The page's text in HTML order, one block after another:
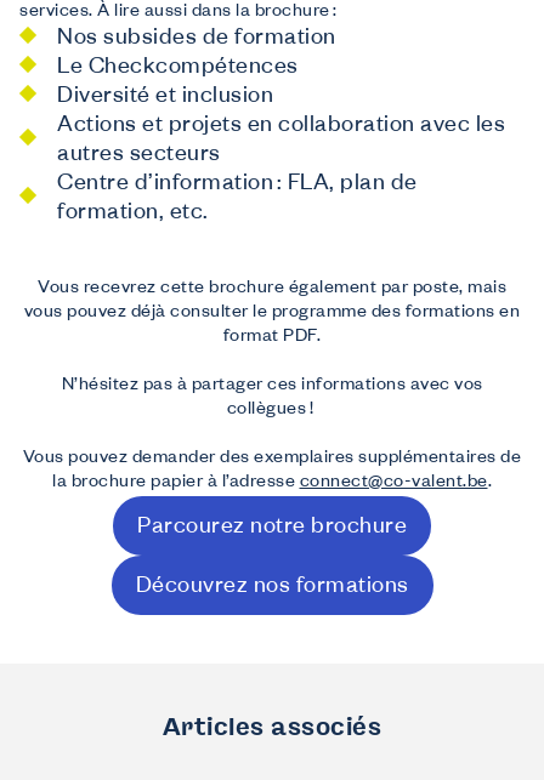
services. À lire aussi dans la brochure :
Nos subsides de formation
Le Checkcompétences
Diversité et inclusion
Actions et projets en collaboration avec les
autres secteurs
Centre d’information : FLA, plan de
formation, etc.
Vous recevrez cette brochure également par poste, mais
vous pouvez déjà consulter le programme des formations en
format PDF.
N’hésitez pas à partager ces informations avec vos
collègues !
Vous pouvez demander des exemplaires supplémentaires de
la brochure papier à l’adresseconnect@co-valent.be.
Parcourez notre brochure
Découvrez nos formations
Articles associés